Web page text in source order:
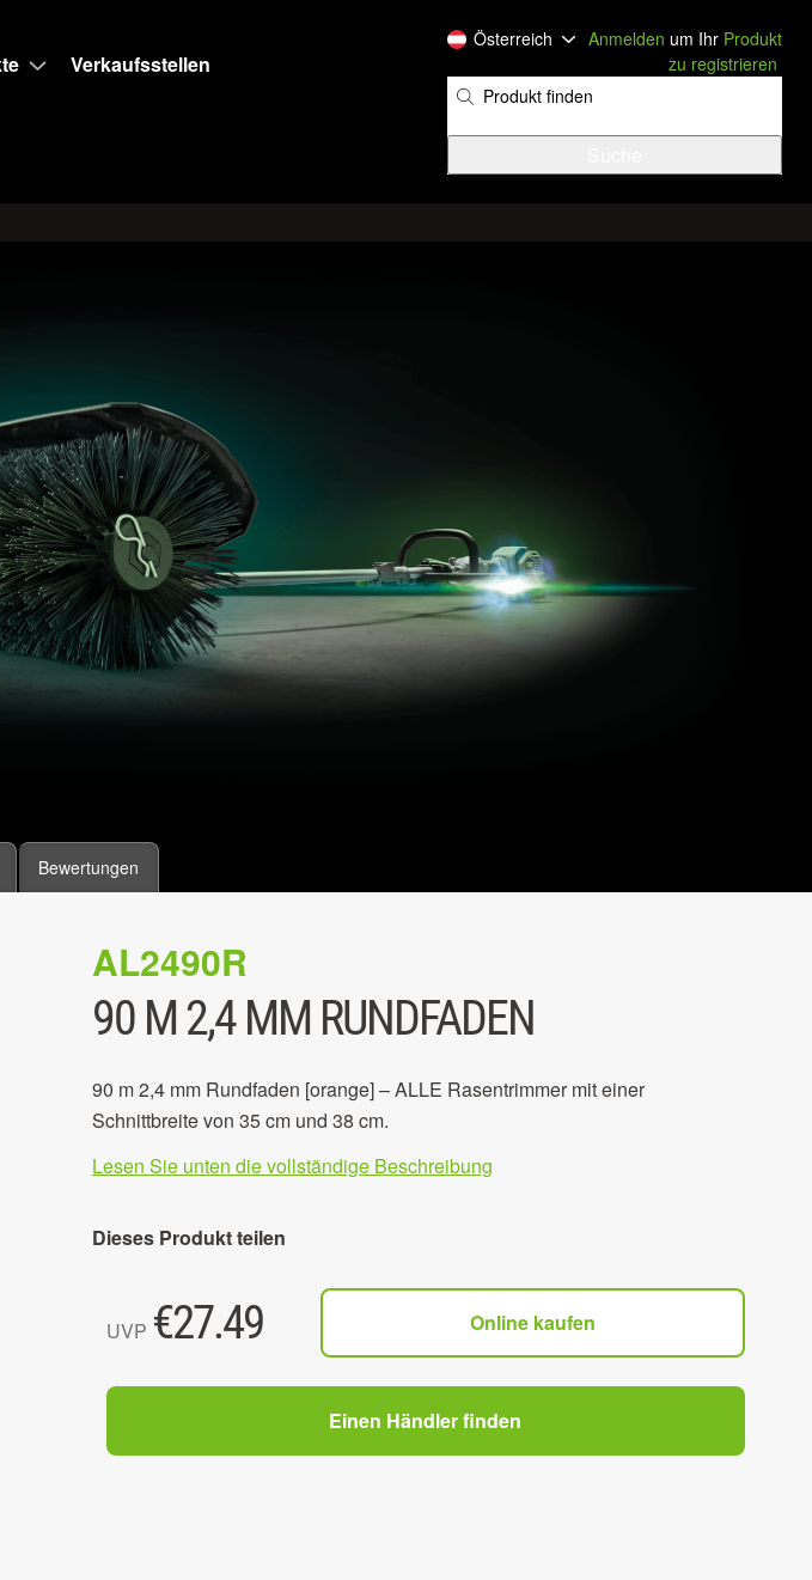
Verkaufsstellen
Österreich Anmelden um Ihr Produkt
zu registrieren
Bewertungen
AL2490R
90 M 2,4 MM RUNDFADEN
90 m 2,4 mm Rundfaden [orange] – ALLE Rasentrimmer mit einer
Schnittbreite von 35 cm und 38 cm.
Lesen Sie unten die vollständige Beschreibung
Dieses Produkt teilen
UVP €27.49 Online kaufen
Einen Händler finden